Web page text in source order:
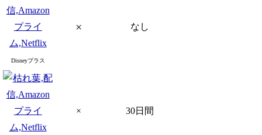
Disneyプラス
× なし
× 30日間